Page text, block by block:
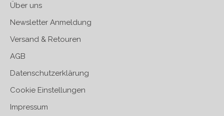
Über uns
Newsletter Anmeldung
Versand & Retouren
AGB
Datenschutzerklärung
Cookie Einstellungen
Impressum